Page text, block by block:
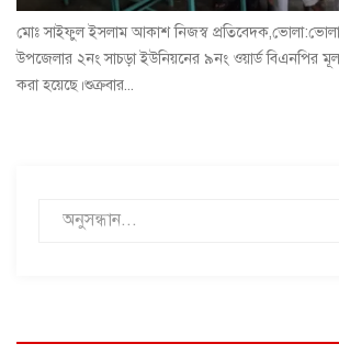
মোঃ সাইফুল ইসলাম আকাশ নিজস্ব
উপজেলার ২নং সাচড়া ইউনিয়নের ৯নং ওয়ার্ড বিএনপির
করা হয়েছে।শুক্রবার...